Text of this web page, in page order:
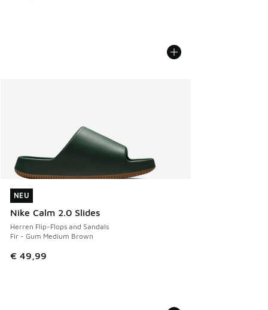
NEU
Nike Calm 2.0 Slides
Herren Flip-Flops and Sandals
Fir - Gum Medium Brown
€ 49,99
NEU